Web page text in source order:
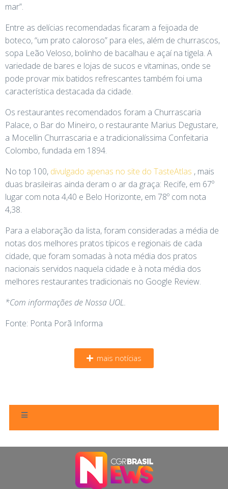
mar”.
Entre as delícias recomendadas ficaram a feijoada de
boteco, “um prato caloroso” para eles, além de churrascos,
sopa Leão Veloso, bolinho de bacalhau e açaí na tigela. A
variedade de bares e lojas de sucos e vitaminas, onde se
pode provar mix batidos refrescantes também foi uma
característica destacada da cidade.
Os restaurantes recomendados foram a Churrascaria
Palace, o Bar do Mineiro, o restaurante Marius Degustare,
a Mocellin Churrascaria e a tradicionalíssima Confeitaria
Colombo, fundada em 1894.
No top 100, divulgado apenas no site do TasteAtlas , mais
duas brasileiras ainda deram o ar da graça: Recife, em 67º
lugar com nota 4,40 e Belo Horizonte, em 78º com nota
4,38.
Para a elaboração da lista, foram consideradas a média de
notas dos melhores pratos típicos e regionais de cada
cidade, que foram somadas à nota média dos pratos
nacionais servidos naquela cidade e à nota média dos
melhores restaurantes tradicionais no Google Review.
*Com informações de Nossa UOL.
Fonte: Ponta Porã Informa
mais notícias